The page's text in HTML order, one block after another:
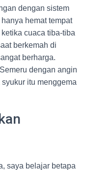
dengan sistem
hemat tempat
cuaca tiba-tiba
berkemah di
berharga.
dengan angin
itu menggema
saya belajar betapa